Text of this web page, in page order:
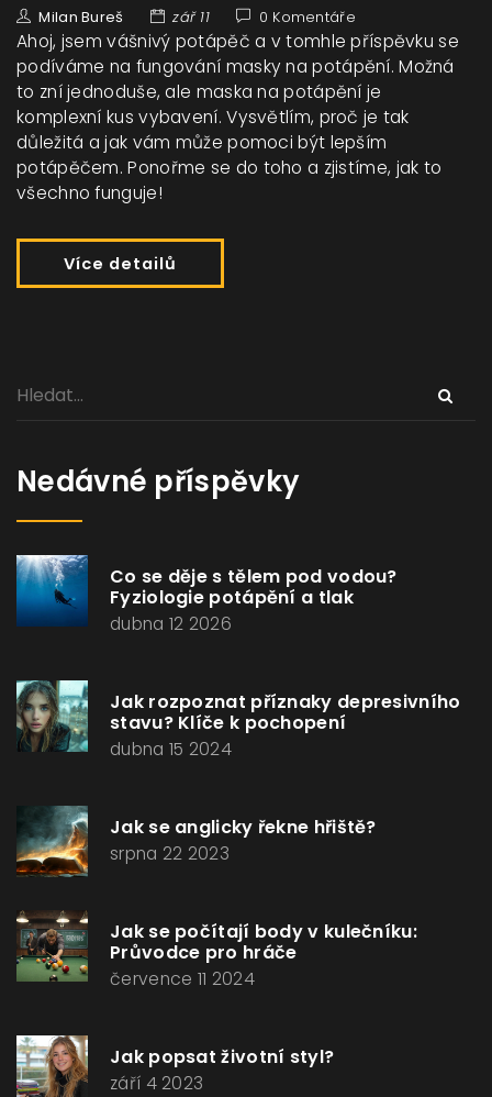
Milan Bureš zář 11 0 Komentáře
Ahoj, jsem vášnivý potápěč a v tomhle příspěvku se
podíváme na fungování masky na potápění. Možná
to zní jednoduše, ale maska na potápění je
komplexní kus vybavení. Vysvětlím, proč je tak
důležitá a jak vám může pomoci být lepším
potápěčem. Ponořme se do toho a zjistíme, jak to
všechno funguje!
Více detailů
Nedávné příspěvky
Co se děje s tělem pod vodou?
Fyziologie potápění a tlak
dubna 12 2026
Jak rozpoznat příznaky depresivního
stavu? Klíče k pochopení
dubna 15 2024
Jak se anglicky řekne hřiště?
srpna 22 2023
Jak se počítají body v kulečníku:
Průvodce pro hráče
července 11 2024
Jak popsat životní styl?
září 4 2023